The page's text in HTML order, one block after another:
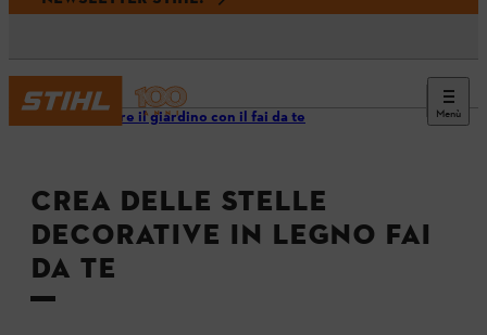
Menù
Decorare il giardino con il fai da te
CREA DELLE STELLE
DECORATIVE IN LEGNO FAI
DA TE